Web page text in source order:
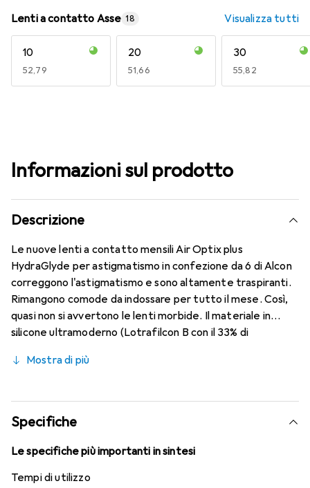
Lenti a contatto Asse 18 Visualizza tutti
10
EUR
52,79
20
EUR
51,66
30
EUR
55,82
Informazioni sul prodotto
Descrizione
Le nuove lenti a contatto mensili Air Optix plus
HydraGlyde per astigmatismo in confezione da 6 di Alcon
correggono l'astigmatismo e sono altamente traspiranti.
Rimangono comode da indossare per tutto il mese. Così,
quasi non si avvertono le lenti morbide. Il materiale in
silicone ultramoderno (Lotrafilcon B con il 33% di
HydraGlyde Moisture Matrix e la nota tecnologia
indossabilità che conosci. Un comfort duraturo e senza
interruzioni per tutta la giornata con le lenti mensili.
Mostra di più
Specifiche
Le specifiche più importanti in sintesi
Tempi di utilizzo